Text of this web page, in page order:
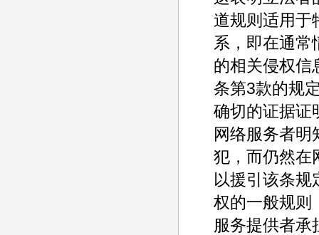
道规则适用于
系，即在通常
的相关侵权信
条第3款的规
确切的证据证
网络服务者明
犯，而仍然在
以援引该条
权的一般规则
服务提供者承